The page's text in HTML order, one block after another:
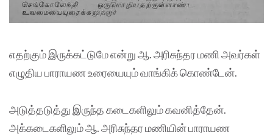
எதற்கும் இருக்கட்டுமே என்று ஆ. அரிசுந்தர மணி அவர்கள்
எழுதிய பாராயண உரையையும் வாங்கிக் கொண்டேன்.
அடுத்தடுத்து இருந்த கடைகளிலும் கவனித்தேன்.
அக்கடைகளிலும் ஆ. அரிசுந்தர மணியின் பாராயண